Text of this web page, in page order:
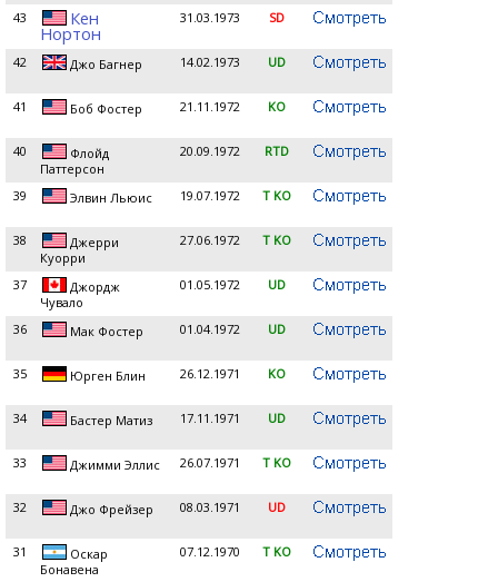
43 Кен
Нортон
31.03.1973 SD
42 Джо Багнер 14.02.1973 UD
41 Боб Фостер 21.11.1972 KO
40
Флойд
Паттерсон
20.09.1972 RTD
39 Элвин Льюис 19.07.1972 T KO
38
Джерри
Куорри
27.06.1972 T KO
37
Джордж
Чувало
01.05.1972 UD
36 Мак Фостер 01.04.1972 UD
35 Юрген Блин 26.12.1971 KO
34 Бастер Матиз 17.11.1971 UD
33 Джимми Эллис 26.07.1971 T KO
32 Джо Фрейзер 08.03.1971 UD
31
Оскар
Бонавена
07.12.1970 T KO